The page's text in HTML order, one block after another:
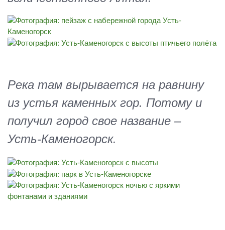
Река там вырывается на равнину
из устья каменных гор. Потому и
получил город свое название –
Усть-Каменогорск.